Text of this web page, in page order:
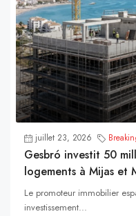
juillet 23, 2026
Gesbró investit 50
logements à Mijas et
Le promoteur immobilier
investissement...